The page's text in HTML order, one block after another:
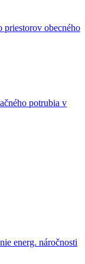
priestorov obecného
potrubia v
energ. náročnosti